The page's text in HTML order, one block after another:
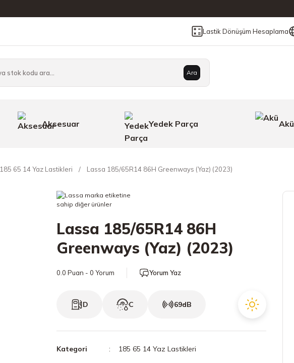
Lastik Dönüşüm Hesaplama
Ara
Aksesuar Yedek Parça Akü
185 65 14 Yaz Lastikleri Lassa 185/65R14 86H Greenways (Yaz) (2023)
Lassa 185/65R14 86H
Greenways (Yaz) (2023)
0.0 Puan - 0 Yorum Yorum Yaz
D C 69dB
Kategori 185 65 14 Yaz Lastikleri